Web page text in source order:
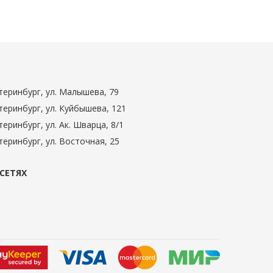
, ул. Малышева, 79
, ул. Куйбышева, 121
, ул. Ак. Шварца, 8/1
, ул. Восточная, 25